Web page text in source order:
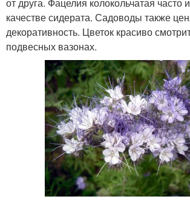
качестве сидерата. Садоводы также
декоративность. Цветок красиво
подвесных вазонах.